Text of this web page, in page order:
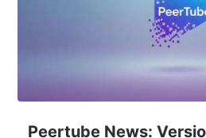
Peertube News: